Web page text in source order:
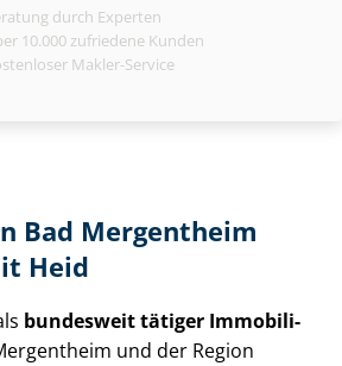
durch Experten
10.000 zufriedene Kunden
Makler-Service
Bad Mergentheim
Heid
bundesweit tätiger Im­mo­bi­li­
und der Region